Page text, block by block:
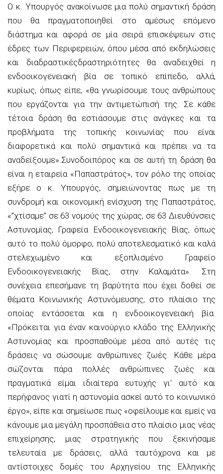
Ο κ. Υπουργός ανακοίνωσε μια πολύ σημαντική δράση
που θα πραγματοποιηθεί στο αμέσως επόμενο
διάστημα και αφορά σε μία σειρά επισκέψεων στις
έδρες των Περιφερειών, όπου μέσα από εκδηλώσεις
και διαδραστικέςδραστηριότητες θα αναδειχθεί η
ενδοοικογενειακή βία σε τοπικό επίπεδο, αλλά,
κυρίως, όπως είπε, «θα γνωρίσουμε τους ανθρώπους
που εργάζονται για την αντιμετώπισή της. Σε κάθε
τέτοια δράση θα εστιάσουμε στις ανάγκες και τα
προβλήματα της τοπικής κοινωνίας που είναι
διαφορετικά και πολύ σημαντικά και πρέπει να τα
αναδείξουμε». Συνοδοιπόρος και σε αυτή τη δράση θα
είναι η εταιρεία «Παπαστράτος», τον ρόλο της οποίας
εξήρε ο κ. Υπουργός, σημειώνοντας πως με τη
συνδρομή και οικονομική ενίσχυση της Παπαστράτος,
«”χτίσαμε” σε 63 νομούς της χώρας, σε 63 Διευθύνσεις
Αστυνομίας, Γραφεία Ενδοοικογενειακής Βίας, όπως
αυτό το πολύ όμορφο, πολύ αποτελεσματικό και καλά
στελεχωμένο και εξοπλισμένο Γραφείο
Ενδοοικογενειακής Βίας, στην Καλαμάτα».
Στη
συνέχεια επεσήμανε τη βαρύτητα που έχει δοθεί σε
θέματα Κοινωνικής Αστυνόμευσης, στο πλαίσιο της
οποίας εντάσσεται και η ενδοοικογενειακή βία.
«Πρόκειται για έναν καινούργιο κλάδο της Ελληνικής
Αστυνομίας και προσπαθούμε μέσα από αυτές τις
δράσεις να σώσουμε ανθρώπινες ζωές. Κάθε μέρα
σώζονται πάρα πολλές ανθρώπινες ζωές και
πραγματικά είμαι ιδιαίτερα ευτυχής γι’ αυτό και
περήφανος γιατί η αστυνομία ασκεί αυτό το κοινωνικό
έργο», είπε και σημείωσε πως «οφείλουμε και εμείς να
κάνουμε μια μεγάλη προσπάθεια στο πλαίσιο μιας νέας
επιχείρησης, μιας στρατηγικής που ξεκινήσαμε
τελευταία με δράσεις, αλλά ταυτόχρονα και με
αντίστοιχες δομές του Αρχηγείου της Ελληνικής